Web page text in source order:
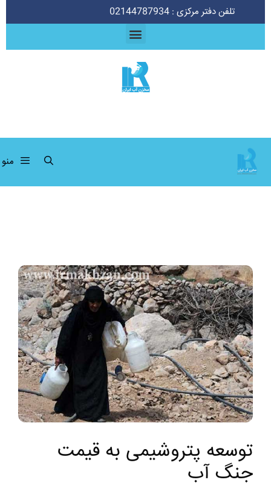
تلفن دفتر مرکزی : 02144787934
منو
توسعه پتروشیمی به قیمت
جنگ آب